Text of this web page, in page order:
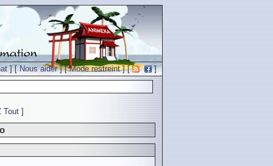
] [Nous aider] [Mode restreint] [ ]
Tout ]